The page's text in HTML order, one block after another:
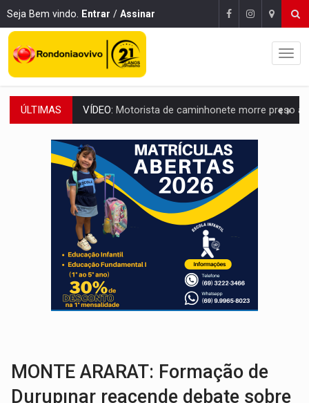
Seja Bem vindo. Entrar / Assinar
ÚLTIMAS LAZER:Seis lugares gratuitos para aproveitar o fim de semana
VÍDEO:FTICCO e Força Tática prendem membro do CV com arma e drogas
INCLUSÃO: Prefeitura fortalece parceria com a APAE para ampliar ações
DEFESA:Exército testa inovações no combate a drones durante
TEMAS SOCIOAMBIENTAIS:Em Itapuã do Oeste, CINEMAZÔNIA leva cinema
PREVISÃO: Interior de Rondônia terá sábado (8) de calor
INFRAESTRUTURA: Após quase 30 anos de espera, asfalto chega ao
A ILHA:Coreografia de Rondônia estreia na programação do Festival de
MONTE ARARAT: Formação de
Durupınar reacende debate sobre